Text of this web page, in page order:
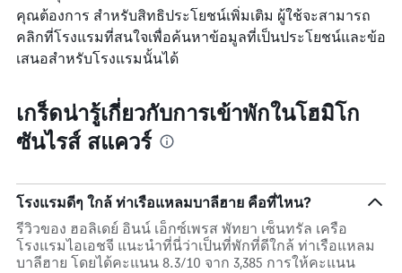
คุณต้องการ สำหรับสิทธิประโยชน์เพิ่มเติม ผู้ใช้จะสามารถ
คลิกที่โรงแรมที่สนใจเพื่อค้นหาข้อมูลที่เป็นประโยชน์และข้อ
เสนอสำหรับโรงแรมนั้นได้
เกร็ดน่ารู้เกี่ยวกับการเข้าพักในโฮมิโก
ซันไรส์ สแควร์
โรงแรมดีๆ ใกล้ ท่าเรือแหลมบาลีฮาย คือที่ไหน?
รีวิวของ ฮอลิเดย์ อินน์ เอ็กซ์เพรส พัทยา เซ็นทรัล เครือ
โรงแรมไอเอชจี แนะนำที่นี่ว่าเป็นที่พักที่ดีใกล้ ท่าเรือแหลม
บาลีฮาย โดยได้คะแนน 8.3/10 จาก 3,385 การให้คะแนน